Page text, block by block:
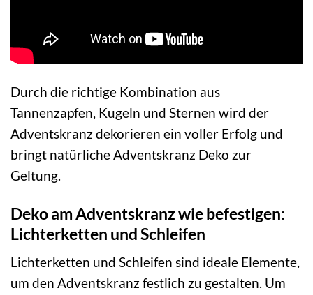
Durch die richtige Kombination aus
Tannenzapfen, Kugeln und Sternen wird der
Adventskranz dekorieren ein voller Erfolg und
bringt natürliche Adventskranz Deko zur
Geltung.
Deko am Adventskranz wie befestigen:
Lichterketten und Schleifen
Lichterketten und Schleifen sind ideale Elemente,
um den Adventskranz festlich zu gestalten. Um